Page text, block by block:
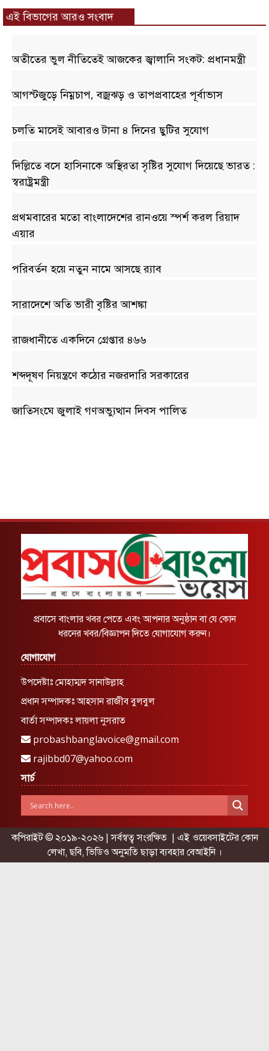
এই বিভাগের আরও সংবাদ
অতীতের ভুল নীতিতেই আজকের জ্বালানি সংকট: প্রধানমন্ত্রী
আগস্টজুড়ে নিম্নচাপ, বজ্রঝড় ও তাপপ্রবাহের পূর্বাভাস
চলতি মাসেই আবারও টানা ৪ দিনের ছুটির সুযোগ
দিল্লিতে বসে হাসিনাকে অস্থিরতা সৃষ্টির সুযোগ দিয়েছে ভারত :
স্বরাষ্ট্রমন্ত্রী
প্রথমবারের মতো বাংলাদেশের রানওয়ে স্পর্শ করল রিয়াদ
এয়ার
পরিবর্তন হয়ে নতুন নামে আসছে র‌্যাব
সারাদেশে অতি ভারী বৃষ্টির আশঙ্কা
রাজধানীতে একদিনে গ্রেপ্তার ৪৬৬
শব্দদূষণ নিয়ন্ত্রণে কঠোর নজরদারি সরকারের
জাতিসংঘে জুলাই গণঅভ্যুত্থান দিবস পালিত
প্রবাসে বাংলার খবর পেতে এবং আপনার অনুষ্ঠান বা যে কোন
ধরনের খবর/বিজ্ঞাপন দিতে যোগাযোগ করুন।
যোগাযোগ
উপদেষ্টাঃ মোহাম্মদ সানাউল্লাহ
প্রধান সম্পাদকঃ আহসান রাজীব বুলবুল
বার্তা সম্পাদকঃ লায়লা নুসরাত
probashbanglavoice@gmail.com
rajibbd07@yahoo.com
সার্চ
কপিরাইট © ২০১৯-২০২৬ | সর্বস্বত্ব সংরক্ষিত | এই ওয়েবসাইটের কোন
লেখা, ছবি, ভিডিও অনুমতি ছাড়া ব্যবহার বেআইনি ।